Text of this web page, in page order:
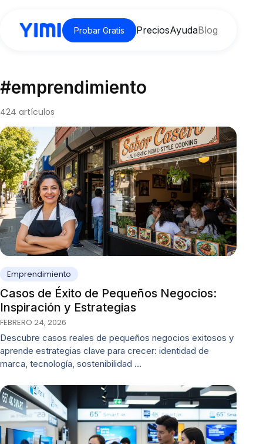
Probar Gratis PreciosAyudaBlog
#emprendimiento
424 artículos
Emprendimiento
Casos de Éxito de Pequeños Negocios:
Inspiración y Estrategias
FEBRERO 24, 2026
Descubre casos reales de pequeños negocios exitosos y
aprende estrategias clave para crecer: identidad de
marca, tecnología, sostenibilidad …